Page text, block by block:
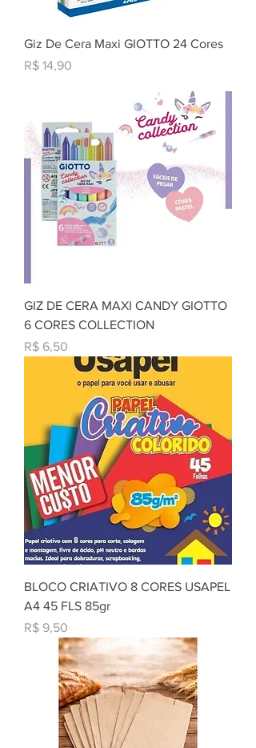
Giz De Cera Maxi GIOTTO 24 Cores
Preço
R$ 14,90
GIZ DE CERA MAXI CANDY GIOTTO
6 CORES COLLECTION
Preço
R$ 6,50
BLOCO CRIATIVO 8 CORES USAPEL
A4 45 FLS 85gr
Preço
R$ 9,50